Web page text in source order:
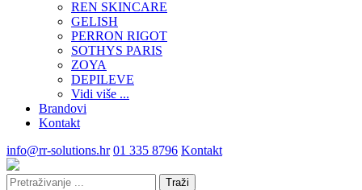
REN SKINCARE
GELISH
PERRON RIGOT
SOTHYS PARIS
ZOYA
DEPILEVE
Vidi više ...
Brandovi
Kontakt
info@rr-solutions.hr 01 335 8796 Kontakt
Traži